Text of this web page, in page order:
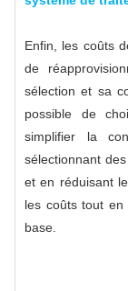
Enfin, les coûts
de
sélection et sa
possible de
simplifier la
sélectionnant
et en réduisant
les coûts tout en
base.